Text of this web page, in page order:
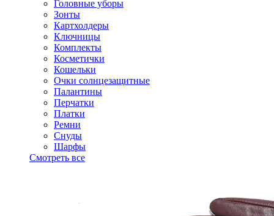
Головные уборы
Зонты
Картхолдеры
Ключницы
Комплекты
Косметички
Кошельки
Очки солнцезащитные
Палантины
Перчатки
Платки
Ремни
Снуды
Шарфы
Смотреть все